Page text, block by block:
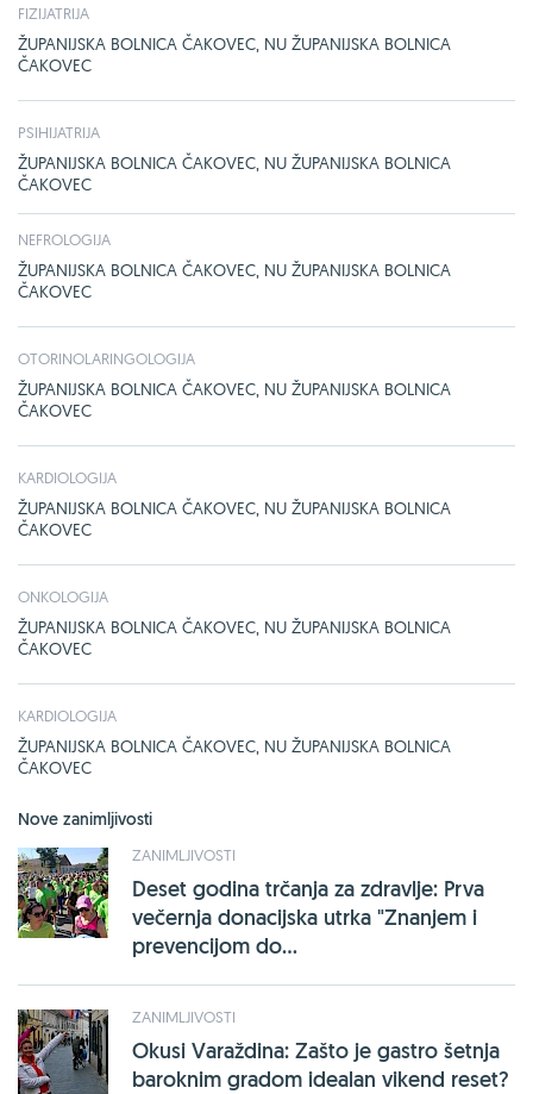
FIZIJATRIJA
ŽUPANIJSKA BOLNICA ČAKOVEC, NU ŽUPANIJSKA BOLNICA
ČAKOVEC
PSIHIJATRIJA
ŽUPANIJSKA BOLNICA ČAKOVEC, NU ŽUPANIJSKA BOLNICA
ČAKOVEC
NEFROLOGIJA
ŽUPANIJSKA BOLNICA ČAKOVEC, NU ŽUPANIJSKA BOLNICA
ČAKOVEC
OTORINOLARINGOLOGIJA
ŽUPANIJSKA BOLNICA ČAKOVEC, NU ŽUPANIJSKA BOLNICA
ČAKOVEC
KARDIOLOGIJA
ŽUPANIJSKA BOLNICA ČAKOVEC, NU ŽUPANIJSKA BOLNICA
ČAKOVEC
ONKOLOGIJA
ŽUPANIJSKA BOLNICA ČAKOVEC, NU ŽUPANIJSKA BOLNICA
ČAKOVEC
KARDIOLOGIJA
ŽUPANIJSKA BOLNICA ČAKOVEC, NU ŽUPANIJSKA BOLNICA
ČAKOVEC
Nove zanimljivosti
ZANIMLJIVOSTI
Deset godina trčanja za zdravlje: Prva
večernja donacijska utrka "Znanjem i
prevencijom do...
ZANIMLJIVOSTI
Okusi Varaždina: Zašto je gastro šetnja
baroknim gradom idealan vikend reset?